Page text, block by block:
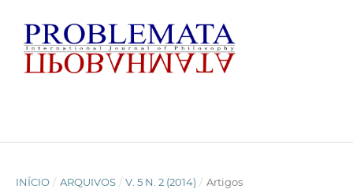
INÍCIO / ARQUIVOS / V. 5 N. 2 (2014) / Artigos